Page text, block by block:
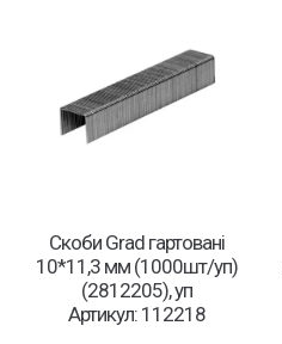
Скоби Grad гартовані
10*11,3 мм (1000шт/уп)
(2812205), уп
Артикул: 112218